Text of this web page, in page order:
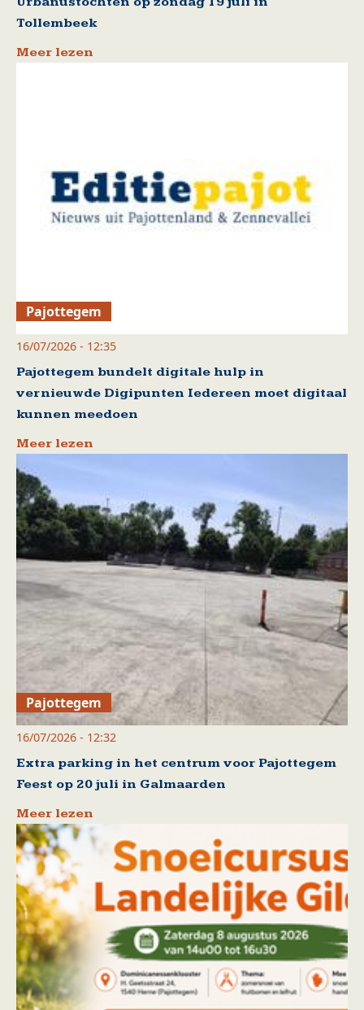
Tollembeek
Meer lezen
Pajottegem
16/07/2026 - 12:35
Pajottegem bundelt digitale hulp in
vernieuwde Digipunten Iedereen moet digitaal
kunnen meedoen
Meer lezen
Pajottegem
16/07/2026 - 12:32
Extra parking in het centrum voor Pajottegem
Feest op 20 juli in Galmaarden
Meer lezen